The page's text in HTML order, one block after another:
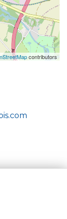
contributors